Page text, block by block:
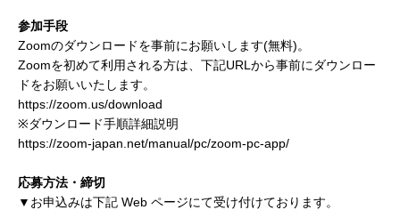
参加手段
Zoomのダウンロードを事前にお願いします(無料)。
Zoomを初めて利用される方は、下記URLから事前にダウンロー
ドをお願いいたします。
https://zoom.us/download
※ダウンロード手順詳細説明
https://zoom-japan.net/manual/pc/zoom-pc-app/
応募方法・締切
▼お申込みは下記 Web ページにて受け付けております。